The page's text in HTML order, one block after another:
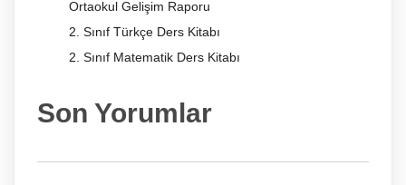
Ortaokul Gelişim Raporu
2. Sınıf Türkçe Ders Kitabı
2. Sınıf Matematik Ders Kitabı
Son Yorumlar